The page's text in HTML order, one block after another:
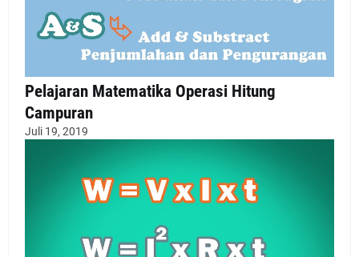
Pelajaran Matematika Operasi Hitung
Campuran
Juli 19, 2019